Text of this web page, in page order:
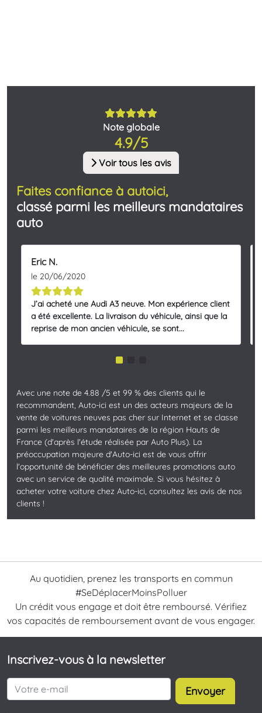
Note globale
4.9/5
Voir tous les avis
Faites confiance à autoici,
classé parmi les meilleurs mandataires
auto
Eric N.
le 20/06/2020
J’ai acheté une Audi A3 neuve. Mon expérience client
a été excellente. La livraison du véhicule, ainsi que la
reprise de mon ancien véhicule, se sont...
Avec une note de 4.88 /5 et 99 % des clients qui le
recommandent, Auto-ici est un des acteurs majeurs de la
vente de voitures neuves pas cher sur Internet et se classe
parmi les meilleurs mandataires de la région Hauts de
France (d'après l'étude réalisée par Auto Plus). La
préoccupation majeure d'Auto-ici est de vous offrir
l'opportunité de bénéficier des meilleures promotions auto
avec un service de qualité maximale. Si vous hésitez à
acheter votre voiture chez Auto-ici, consultez les avis de nos
clients !
Au quotidien, prenez les transports en commun
#SeDéplacerMoinsPolluer
Un crédit vous engage et doit être remboursé. Vérifiez
vos capacités de remboursement avant de vous engager.
Inscrivez-vous à la newsletter
Envoyer